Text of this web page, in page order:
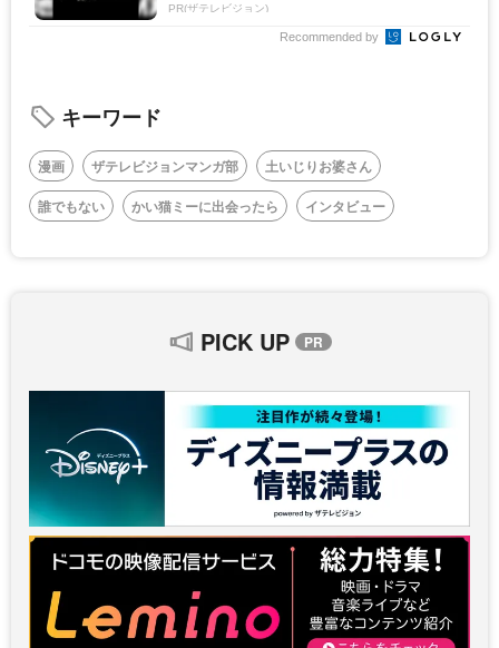
PR(ザテレビジョン)
Recommended by
キーワード
漫画 ザテレビジョンマンガ部
土いじりお婆さん
誰でもない
かい猫ミーに出会ったら インタビュー
PICK UP